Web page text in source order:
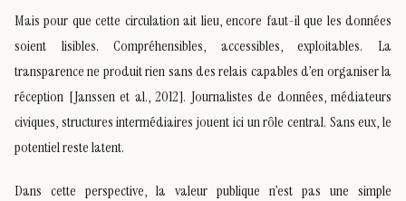
Mais pour que cette circulation ait lieu, encore faut-il que les données
soient lisibles. Compréhensibles, accessibles, exploitables. La
transparence ne produit rien sans des relais capables d’en organiser la
réception [Janssen et al., 2012]. Journalistes de données, médiateurs
civiques, structures intermédiaires jouent ici un rôle central. Sans eux, le
potentiel reste latent.
Dans cette perspective, la valeur publique n’est pas une simple